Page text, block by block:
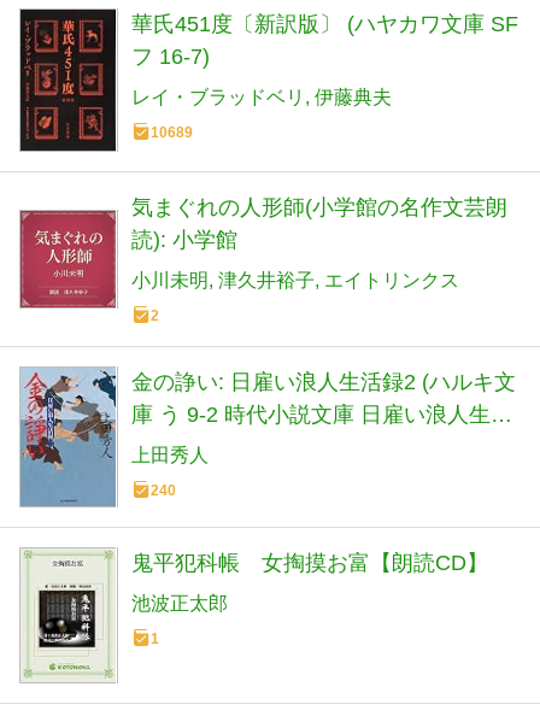
華氏451度〔新訳版〕 (ハヤカワ文庫 SF
フ 16-7)
レイ・ブラッドベリ 伊藤典夫
10689
気まぐれの人形師(小学館の名作文芸朗
読): 小学館
小川未明 津久井裕子 エイトリンクス
2
金の諍い: 日雇い浪人生活録2 (ハルキ文
庫 う 9-2 時代小説文庫 日雇い浪人生活
録 2)
上田秀人
240
鬼平犯科帳 女掏摸お富【朗読CD】
池波正太郎
1